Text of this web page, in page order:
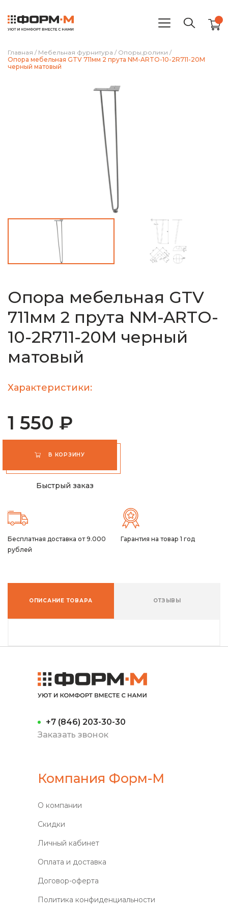
Главная / Мебельная фурнитура / Опоры,ролики /
Опора мебельная GTV 711мм 2 прута NM-ARTO-10-2R711-20M
черный матовый
Опора мебельная GTV
711мм 2 прута NM-ARTO-
10-2R711-20M черный
матовый
Характеристики:
1 550 ₽
В КОРЗИНУ
Быстрый заказ
Бесплатная доставка от 9.000
рублей
Гарантия на товар 1 год
ОПИСАНИЕ ТОВАРА ОТЗЫВЫ
+7 (846) 203-30-30
Заказать звонок
Компания Форм-М
О компании
Скидки
Личный кабинет
Оплата и доставка
Договор-оферта
Политика конфиденциальности